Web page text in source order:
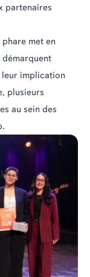
partenaires
met en
implication
plusieurs
au sein des